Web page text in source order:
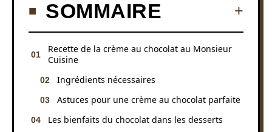
SOMMAIRE
Recette de la crème au chocolat au Monsieur
Cuisine
Ingrédients nécessaires
Astuces pour une crème au chocolat parfaite
Les bienfaits du chocolat dans les desserts